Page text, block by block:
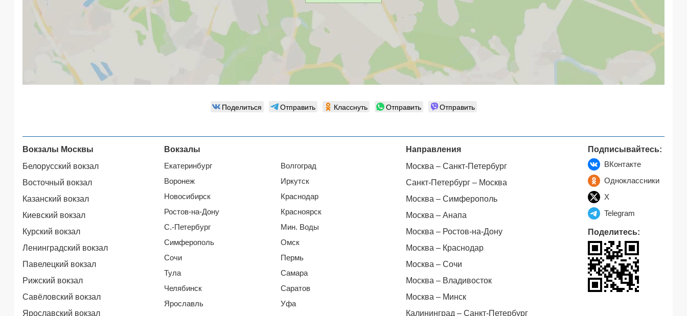
Поделиться Отправить Класснуть Отправить Отправить
Вокзалы Москвы
Белорусский вокзал
Восточный вокзал
Казанский вокзал
Киевский вокзал
Курский вокзал
Ленинградский вокзал
Павелецкий вокзал
Рижский вокзал
Савёловский вокзал
Ярославский вокзал
Вокзалы
Екатеринбург
Воронеж
Новосибирск
Ростов-на-Дону
С.-Петербург
Симферополь
Сочи
Тула
Челябинск
Ярославль
Волгоград
Иркутск
Краснодар
Красноярск
Мин. Воды
Омск
Пермь
Самара
Саратов
Уфа
Направления
Москва – Санкт-Петербург
Санкт-Петербург – Москва
Москва – Симферополь
Москва – Анапа
Москва – Ростов-на-Дону
Москва – Краснодар
Москва – Сочи
Москва – Владивосток
Москва – Минск
Калининград – Санкт-Петербург
Подписывайтесь:
ВКонтакте
Одноклассники
X
Telegram
Поделитесь: